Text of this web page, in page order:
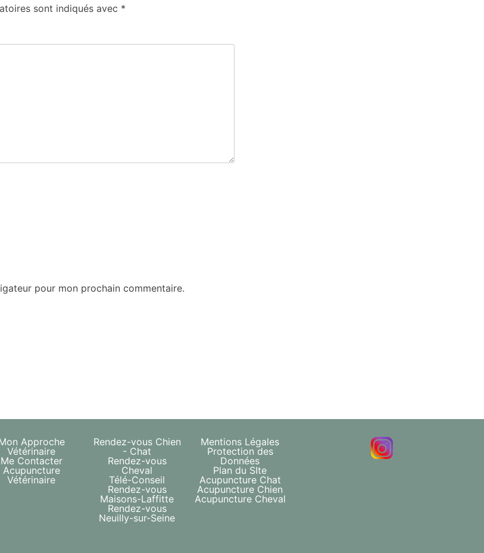
sont indiqués avec *
pour mon prochain commentaire.
Approche
Vétérinaire
Me Contacter
Acupuncture
Vétérinaire
Rendez-vous Chien
- Chat
Rendez-vous
Cheval
Télé-Conseil
Rendez-vous
Maisons-Laffitte
Rendez-vous
Neuilly-sur-Seine
Mentions Légales
Protection des
Données
Plan du SIte
Acupuncture Chat
Acupuncture Chien
Acupuncture Cheval